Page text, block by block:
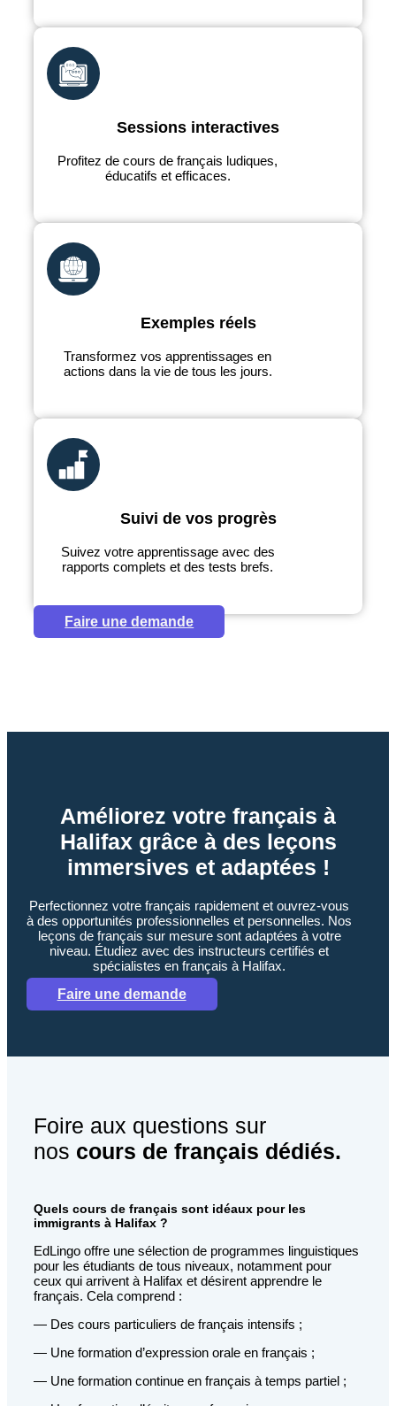
Sessions interactives
Profitez de cours de français ludiques,
éducatifs et efficaces.
Exemples réels
Transformez vos apprentissages en
actions dans la vie de tous les jours.
Suivi de vos progrès
Suivez votre apprentissage avec des
rapports complets et des tests brefs.
Faire une demande
Améliorez votre français à
Halifax grâce à des leçons
immersives et adaptées !
Perfectionnez votre français rapidement et ouvrez-vous
à des opportunités professionnelles et personnelles. Nos
leçons de français sur mesure sont adaptées à votre
niveau. Étudiez avec des instructeurs certifiés et
spécialistes en français à Halifax.
Faire une demande
Foire aux questions sur
nos cours de français dédiés.
Quels cours de français sont idéaux pour les
immigrants à Halifax ?
EdLingo offre une sélection de programmes linguistiques
pour les étudiants de tous niveaux, notamment pour
ceux qui arrivent à Halifax et désirent apprendre le
français. Cela comprend :
— Des cours particuliers de français intensifs ;
— Une formation d’expression orale en français ;
— Une formation continue en français à temps partiel ;